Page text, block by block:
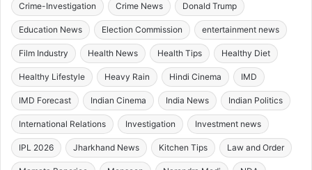
Crime-Investigation Crime News Donald Trump
Education News Election Commission entertainment news
Film Industry Health News Health Tips Healthy Diet
Healthy Lifestyle Heavy Rain Hindi Cinema IMD
IMD Forecast Indian Cinema India News Indian Politics
International Relations Investigation Investment news
IPL 2026 Jharkhand News Kitchen Tips Law and Order